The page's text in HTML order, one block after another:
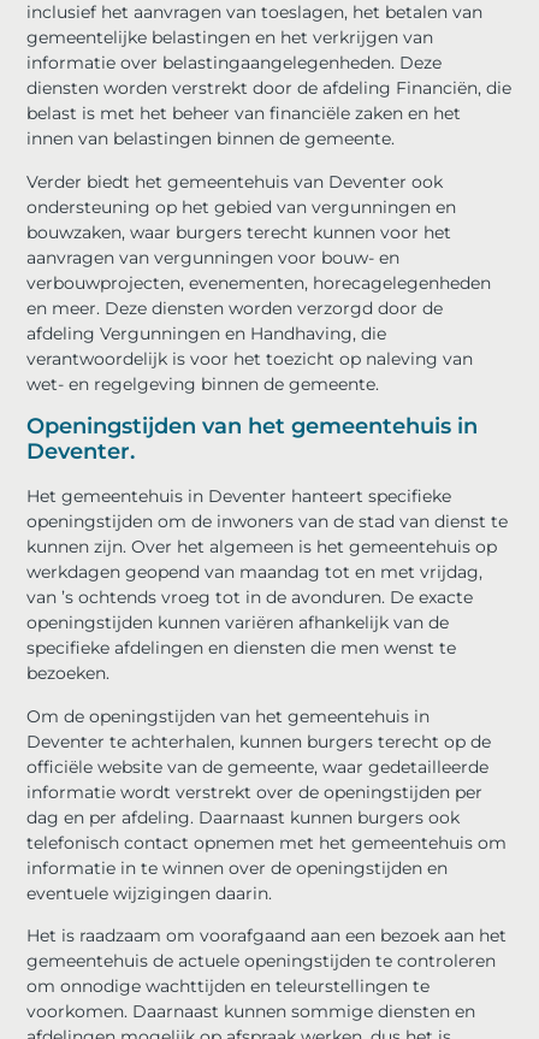
inclusief het aanvragen van toeslagen, het betalen van
gemeentelijke belastingen en het verkrijgen van
informatie over belastingaangelegenheden. Deze
diensten worden verstrekt door de afdeling Financiën, die
belast is met het beheer van financiële zaken en het
innen van belastingen binnen de gemeente.
Verder biedt het gemeentehuis van Deventer ook
ondersteuning op het gebied van vergunningen en
bouwzaken, waar burgers terecht kunnen voor het
aanvragen van vergunningen voor bouw- en
verbouwprojecten, evenementen, horecagelegenheden
en meer. Deze diensten worden verzorgd door de
afdeling Vergunningen en Handhaving, die
verantwoordelijk is voor het toezicht op naleving van
wet- en regelgeving binnen de gemeente.
Openingstijden van het gemeentehuis in
Deventer.
Het gemeentehuis in Deventer hanteert specifieke
openingstijden om de inwoners van de stad van dienst te
kunnen zijn. Over het algemeen is het gemeentehuis op
werkdagen geopend van maandag tot en met vrijdag,
van ’s ochtends vroeg tot in de avonduren. De exacte
openingstijden kunnen variëren afhankelijk van de
specifieke afdelingen en diensten die men wenst te
bezoeken.
Om de openingstijden van het gemeentehuis in
Deventer te achterhalen, kunnen burgers terecht op de
officiële website van de gemeente, waar gedetailleerde
informatie wordt verstrekt over de openingstijden per
dag en per afdeling. Daarnaast kunnen burgers ook
telefonisch contact opnemen met het gemeentehuis om
informatie in te winnen over de openingstijden en
eventuele wijzigingen daarin.
Het is raadzaam om voorafgaand aan een bezoek aan het
gemeentehuis de actuele openingstijden te controleren
om onnodige wachttijden en teleurstellingen te
voorkomen. Daarnaast kunnen sommige diensten en